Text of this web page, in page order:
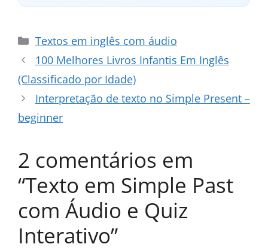
Categorias
Textos em inglês com áudio
100 Melhores Livros Infantis Em Inglês
(Classificado por Idade)
Interpretação de texto no Simple Present –
beginner
2 comentários em
“Texto em Simple Past
com Áudio e Quiz
Interativo”